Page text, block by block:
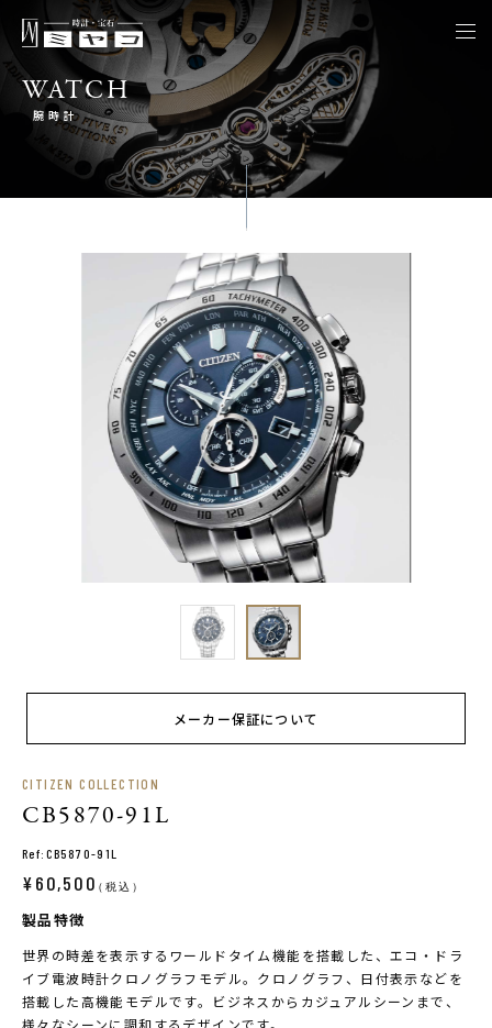
WATCH
腕時計
メーカー保証について
CITIZEN COLLECTION
CB5870-91L
Ref:CB5870-91L
¥60,500（税込）
製品特徴
世界の時差を表示するワールドタイム機能を搭載した、エコ・ドラ
イブ電波時計クロノグラフモデル。クロノグラフ、日付表示などを
搭載した高機能モデルです。ビジネスからカジュアルシーンまで、
様々なシーンに調和するデザインです。